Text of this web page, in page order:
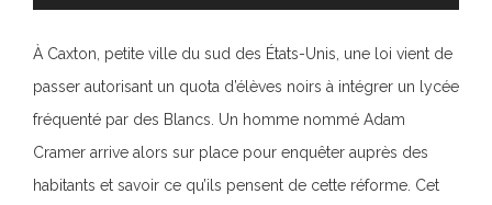
À Caxton, petite ville du sud des États-Unis, une loi vient de
passer autorisant un quota d’élèves noirs à intégrer un lycée
fréquenté par des Blancs. Un homme nommé Adam
Cramer arrive alors sur place pour enquêter auprès des
habitants et savoir ce qu’ils pensent de cette réforme. Cet